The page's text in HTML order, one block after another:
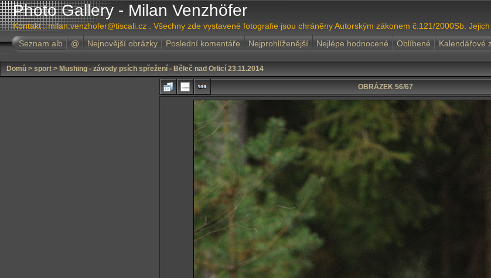
Photo Gallery - Milan Venzhöfer
Kontakt : milan.venzhofer@tiscali.cz . Všechny zde vystavené fotografie jsou chráněny Autorským zákonem č.121/2000Sb.
Seznam alb
@ Nejnovější obrázky Poslední komentáře Nejprohlíženější Nejlépe hodnocené Oblíbené Kalendářové
Domů > sport > Mushing - závody psích spřežení - Běleč nad Orlicí 23.11.2014
OBRÁZEK 56/67